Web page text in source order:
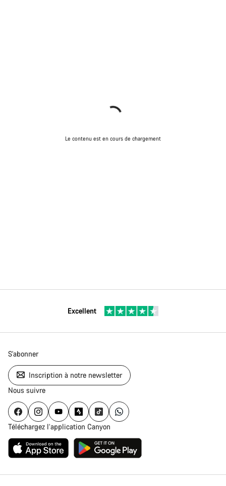
Le contenu est en cours de chargement
Excellent
S'abonner
Inscription à notre newsletter
Nous suivre
Téléchargez l’application Canyon